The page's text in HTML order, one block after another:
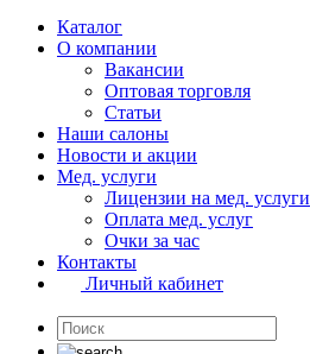
Каталог
О компании
Вакансии
Оптовая торговля
Статьи
Наши салоны
Новости и акции
Мед. услуги
Лицензии на мед. услуги
Оплата мед. услуг
Очки за час
Контакты
Личный кабинет